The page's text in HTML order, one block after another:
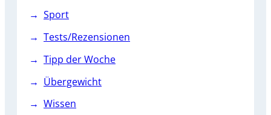
Sport
Tests/Rezensionen
Tipp der Woche
Übergewicht
Wissen